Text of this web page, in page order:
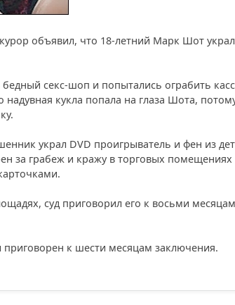
объявил, что 18-летний Марк Шот украл
секс-шоп и попытались ограбить
кукла попала на глаза Шота,
украл DVD проигрыватель и фен из
за грабеж и кражу в торговых
суд приговорил его к восьми
к шести месяцам заключения.